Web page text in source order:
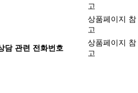
고
상품페이지 참
고
담 관련 전화번호
상품페이지 참
고